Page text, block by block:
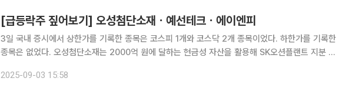
[급등락주 짚어보기] 오성첨단소재ㆍ예선테크ㆍ에이엔피
3일 국내 증시에서 상한가를 기록한 종목은 코스피 1개와 코스닥 2개 종목이었다. 하한가를 기록한
종목은 없었다. 오성첨단소재는 2000억 원에 달하는 현금성 자산을 활용해 SK오션플랜트 지분 인
수 우선협상대상자로 선정된 디오션 컨소시엄에 전략적 투자자(S
2025-09-03 15:58